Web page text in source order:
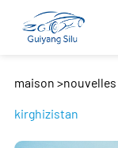
maison >nouvelles
kirghizistan